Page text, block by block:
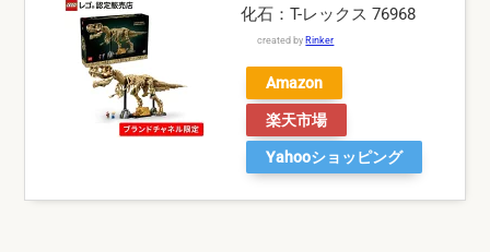
化石：T-レックス 76968
created by Rinker
Amazon
楽天市場
Yahooショッピング